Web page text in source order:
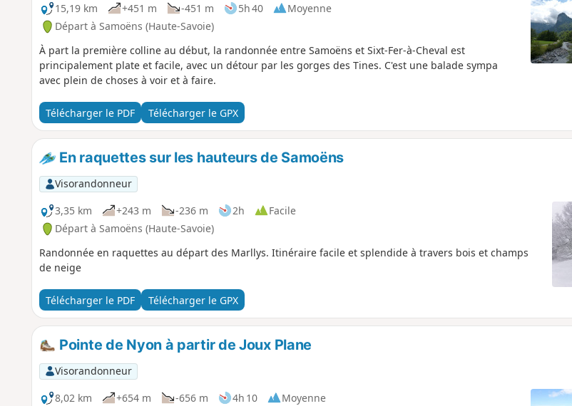
15,19 km
+451 m -451 m 5h 40
Moyenne
Départ à Samoëns (Haute-Savoie)
À part la première colline au début, la randonnée entre Samoëns et Sixt-Fer-à-Cheval est
principalement plate et facile, avec un détour par les gorges des Tines. C'est une balade sympa
avec plein de choses à voir et à faire.
Télécharger le PDF Télécharger le GPX
En raquettes sur les hauteurs de Samoëns
Visorandonneur
3,35 km
+243 m -236 m 2h
Facile
Départ à Samoëns (Haute-Savoie)
Randonnée en raquettes au départ des Marllys. Itinéraire facile et splendide à travers bois et champs
de neige
Télécharger le PDF Télécharger le GPX
Pointe de Nyon à partir de Joux Plane
Visorandonneur
8,02 km
+654 m -656 m 4h 10 Moyenne